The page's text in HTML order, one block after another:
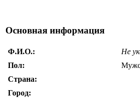
Основная информация
Ф.И.О.:
Не
Пол:
Страна:
Город: